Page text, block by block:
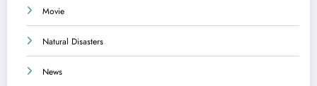
Movie
Natural Disasters
News